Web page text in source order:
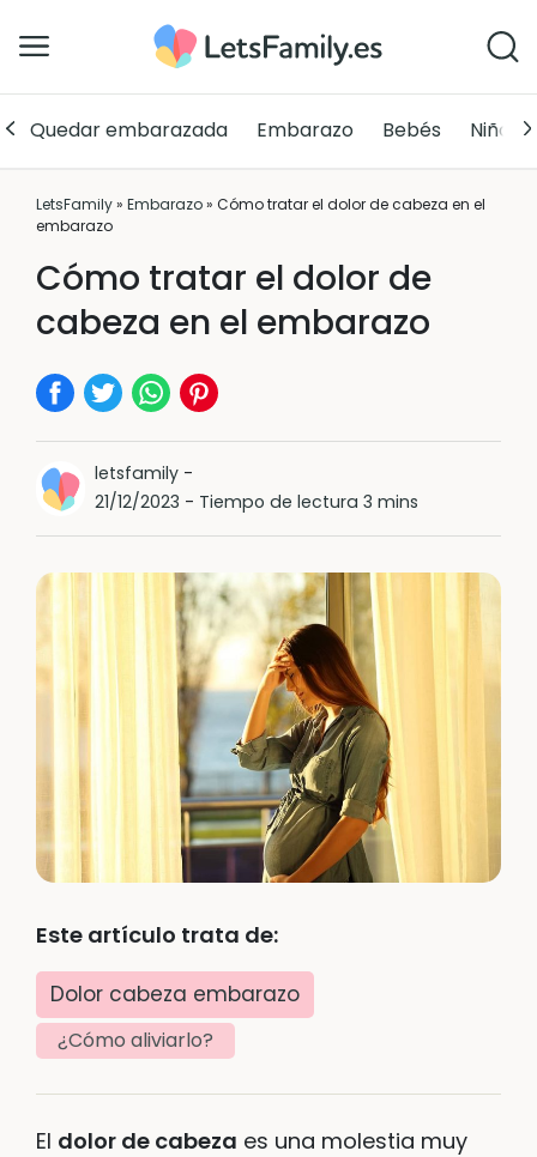
Quedar embarazada Embarazo Bebés Niños
LetsFamily» Embarazo» Cómo tratar el dolor de cabeza en el
embarazo
Cómo tratar el dolor de
cabeza en el embarazo
letsfamily-
21/12/2023 - Tiempo de lectura 3 mins
Este artículo trata de:
Dolor cabeza embarazo
¿Cómo aliviarlo?
El dolor de cabeza es una molestia muy